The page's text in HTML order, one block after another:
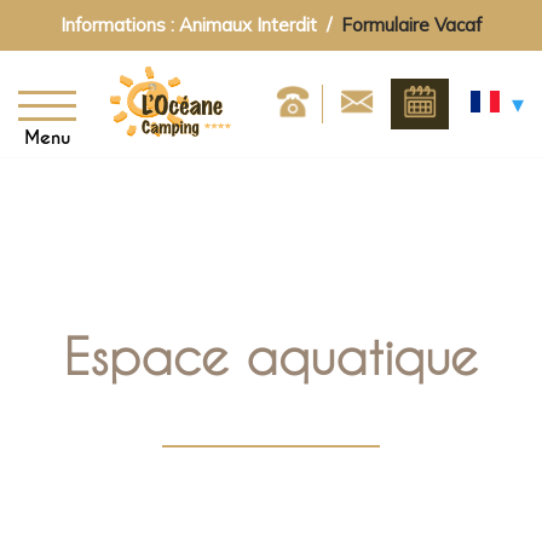
Informations : Animaux Interdit / Formulaire Vacaf
Menu
Espace aquatique